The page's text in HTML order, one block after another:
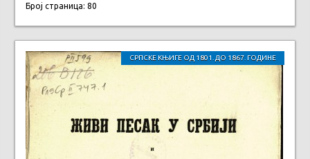
Број страница: 80
СРПСКЕ КЊИГЕ ОД 1801. ДО 1867. ГОДИНЕ